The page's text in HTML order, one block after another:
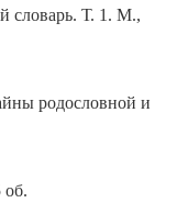
словарь. Т. 1. М.,
родословной и